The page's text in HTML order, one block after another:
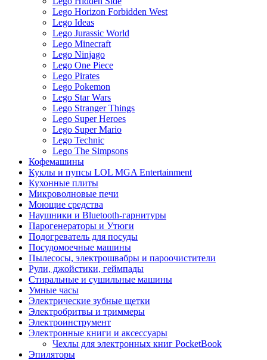
Lego Horizon Forbidden West
Lego Ideas
Lego Jurassic World
Lego Minecraft
Lego Ninjago
Lego One Piece
Lego Pirates
Lego Pokemon
Lego Star Wars
Lego Stranger Things
Lego Super Heroes
Lego Super Mario
Lego Technic
Lego The Simpsons
Кофемашины
Куклы и пупсы LOL MGA Entertainment
Кухонные плиты
Микроволновые печи
Моющие средства
Наушники и Bluetooth-гарнитуры
Парогенераторы и Утюги
Подогреватель для посуды
Посудомоечные машины
Пылесосы, электрошвабры и пароочистители
Рули, джойстики, геймпады
Стиральные и сушильные машины
Умные часы
Электрические зубные щетки
Электробритвы и триммеры
Электроинструмент
Электронные книги и аксессуары
Чехлы для электронных книг PocketBook
Эпиляторы